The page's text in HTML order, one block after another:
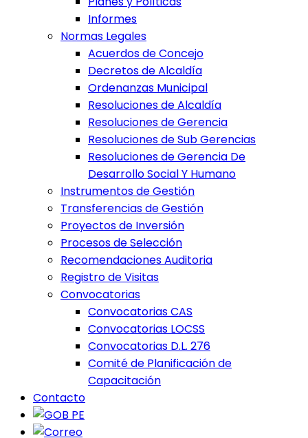
Informes
Normas Legales
Acuerdos de Concejo
Decretos de Alcaldía
Ordenanzas Municipal
Resoluciones de Alcaldía
Resoluciones de Gerencia
Resoluciones de Sub Gerencias
Resoluciones de Gerencia De
Desarrollo Social Y Humano
Instrumentos de Gestión
Transferencias de Gestión
Proyectos de Inversión
Procesos de Selección
Recomendaciones Auditoria
Registro de Visitas
Convocatorias
Convocatorias CAS
Convocatorias LOCSS
Convocatorias D.L. 276
Comité de Planificación de
Capacitación
Contacto